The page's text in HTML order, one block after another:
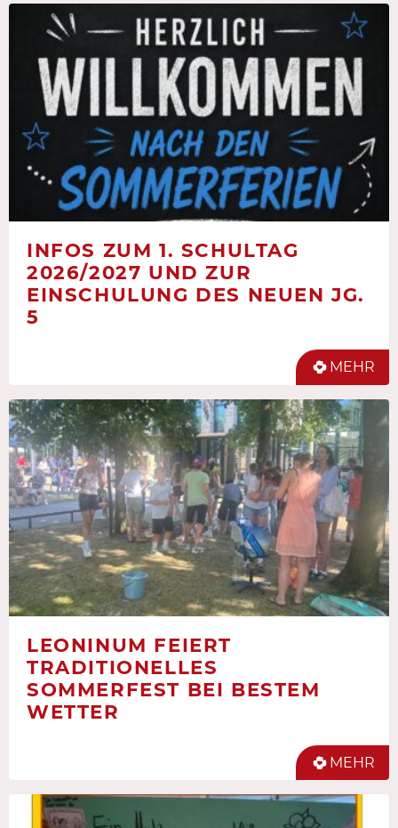
INFOS ZUM 1. SCHULTAG
2026/2027 UND ZUR
EINSCHULUNG DES NEUEN JG.
5
MEHR
LEONINUM FEIERT
TRADITIONELLES
SOMMERFEST BEI BESTEM
WETTER
MEHR